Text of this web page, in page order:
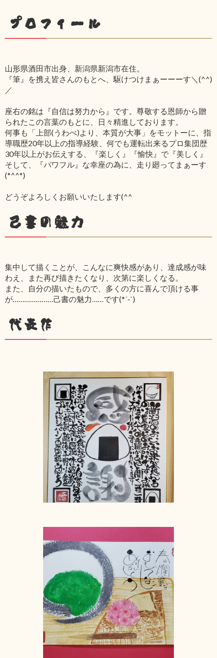
プロフィール
山形県酒田市出身、新潟県新潟市在住。
『筆』を携え皆さんのもとへ、駆けつけまぁーーーす＼(^^)
／
座右の銘は『自信は努力から』です。尊敬する恩師から贈
られたこの言葉のもとに、日々精進しております。
何事も「上部(うわべ)より、本質が大事」をモットーに、指
導職歴20年以上の指導経験、何でも運転出来るプロ集団歴
30年以上がお伝えする、『楽しく』『愉快』で『美しく』
そして、『パワフル』な幸座の為に、走り廻ってまぁーす
(*^^*)
どうぞよろしくお願いいたします(^^ゞ
己書の魅力
集中して描くことが、こんなに爽快感があり、達成感が味
わえ、また再び描きたくなり、次第に楽しくなる。
また、自分の描いたもので、多くの方に喜んで頂ける事
が…………………己書の魅力……です(*´-`)
代表作